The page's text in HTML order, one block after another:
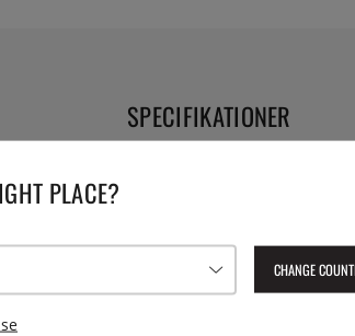
botten
yta och
från
SPECIFIKATIONER
PLACE?
CHANGE